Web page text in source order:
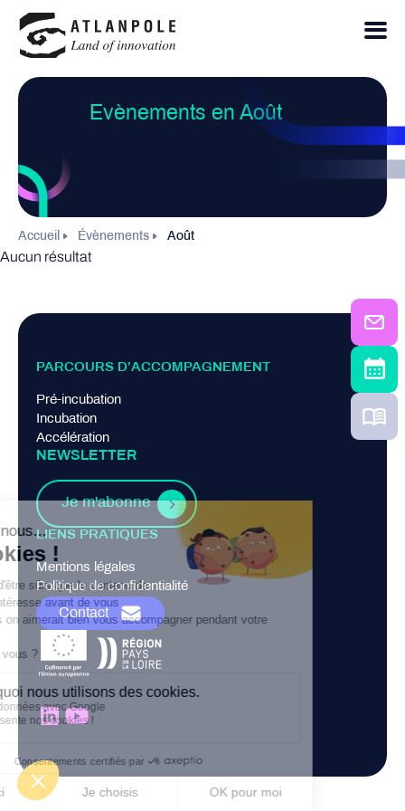
Evènements en Août
Accueil Évènements Août
Aucun résultat
PARCOURS D’ACCOMPAGNEMENT
Pré-incubation
Incubation
Accélération
NEWSLETTER
Je m'abonne
LIENS PRATIQUES
Mentions légales
Politique de confidentialité
Contact